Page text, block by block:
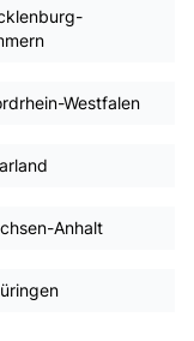
Westfalen
Anhalt